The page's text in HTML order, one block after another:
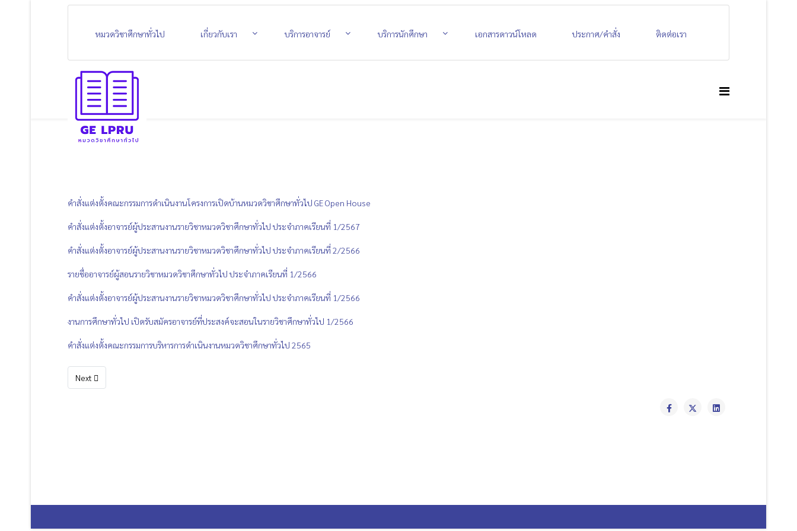
หมวดวิชาศึกษาทั่วไป เกี่ยวกับเรา บริการอาจารย์ บริการนักศึกษา เอกสารดาวน์โหลด ประกาศ/คำสั่ง ติดต่อเรา
คำสั่งแต่งตั้งคณะกรรมการดำเนินงานโครงการเปิดบ้านหมวดวิชาศึกษาทั่วไป GE Open House
คำสั่งแต่งตั้งอาจารย์ผู้ประสานงานรายวิชาหมวดวิชาศึกษาทั่วไป ประจำภาคเรียนที่ 1/2567
คำสั่งแต่งตั้งอาจารย์ผู้ประสานงานรายวิชาหมวดวิชาศึกษาทั่วไป ประจำภาคเรียนที่ 2/2566
รายชื่ออาจารย์ผู้สอนรายวิชาหมวดวิชาศึกษาทั่วไป ประจำภาคเรียนที่ 1/2566
คำสั่งแต่งตั้งอาจารย์ผู้ประสานงานรายวิชาหมวดวิชาศึกษาทั่วไป ประจำภาคเรียนที่ 1/2566
งานการศึกษาทั่วไป เปิดรับสมัครอาจารย์ที่ประสงค์จะสอนในรายวิชาศึกษาทั่วไป 1/2566
คำสั่งแต่งตั้งคณะกรรมการบริหารการดำเนินงานหมวดวิชาศึกษาทั่วไป 2565
Next article: เอกสารดาวน์โหลด
Next